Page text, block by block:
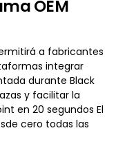
OEM
a fabricantes
integrar
durante Black
y facilitar la
en 20 segundos El
cero todas las